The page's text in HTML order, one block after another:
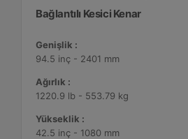
Bağlantılı Kesici Kenar
Genişlik :
94.5 inç - 2401 mm
Ağırlık :
1220.9 lb - 553.79 kg
Yükseklik :
42.5 inç - 1080 mm